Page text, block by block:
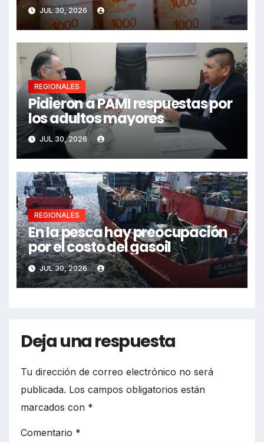
JUL 30, 2026
REGIONALES
Pidieron a PAMI respuestas por
los adultos mayores
JUL 30, 2026
REGIONALES
En la pesca hay preocupación
por el costo del gasoil
JUL 30, 2026
Deja una respuesta
Tu dirección de correo electrónico no será
publicada. Los campos obligatorios están
marcados con *
Comentario *